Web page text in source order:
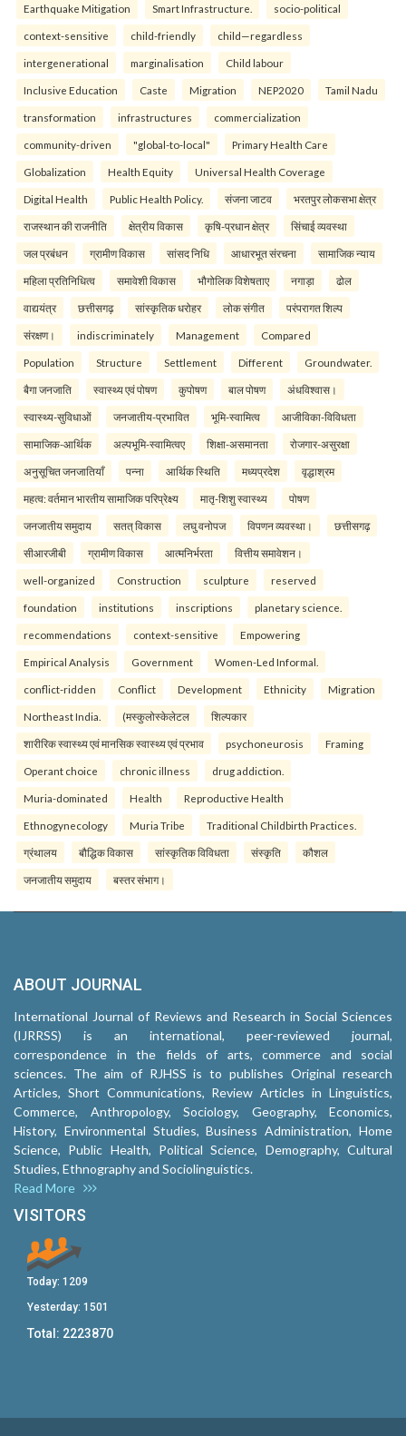
Earthquake Mitigation Smart Infrastructure. socio-political
context-sensitive child-friendly child—regardless
intergenerational marginalisation Child labour
Inclusive Education Caste Migration NEP2020 Tamil Nadu
transformation infrastructures commercialization
community-driven "global-to-local" Primary Health Care
Globalization Health Equity Universal Health Coverage
Digital Health Public Health Policy. संजना जाटव भरतपुर लोकसभा क्षेत्र
राजस्थान की राजनीति क्षेत्रीय विकास कृषि-प्रधान क्षेत्र सिंचाई व्यवस्था
जल प्रबंधन ग्रामीण विकास सांसद निधि आधारभूत संरचना सामाजिक न्याय
महिला प्रतिनिधित्व समावेशी विकास भौगोलिक विशेषताए नगाड़ा ढोल
वाद्ययंत्र छत्तीसगढ़ सांस्कृतिक धरोहर लोक संगीत परंपरागत शिल्प
संरक्षण। indiscriminately Management Compared
Population Structure Settlement Different Groundwater.
बैगा जनजाति स्वास्थ्य एवं पोषण कुपोषण बाल पोषण अंधविश्वास।
स्वास्थ्य-सुविधाओं जनजातीय-प्रभावित भूमि-स्वामित्व आजीविका-विविधता
सामाजिक-आर्थिक अल्पभूमि-स्वामित्वए शिक्षा-असमानता रोजगार-असुरक्षा
अनुसूचित जनजातियाँ पन्ना आर्थिक स्थिति मध्यप्रदेश वृद्धाश्रम
महत्व: वर्तमान भारतीय सामाजिक परिप्रेक्ष्य मातृ-शिशु स्वास्थ्य पोषण
जनजातीय समुदाय सतत् विकास लघु वनोपज विपणन व्यवस्था। छत्तीसगढ़
सीआरजीबी ग्रामीण विकास आत्मनिर्भरता वित्तीय समावेशन।
well-organized Construction sculpture reserved
foundation institutions inscriptions planetary science.
recommendations context-sensitive Empowering
Empirical Analysis Government Women-Led Informal.
conflict-ridden Conflict Development Ethnicity Migration
Northeast India. (मस्कुलोस्केलेटल शिल्पकार
शारीरिक स्वास्थ्य एवं मानसिक स्वास्थ्य एवं प्रभाव psychoneurosis Framing
Operant choice chronic illness drug addiction.
Muria-dominated Health Reproductive Health
Ethnogynecology Muria Tribe Traditional Childbirth Practices.
ग्रंथालय बौद्धिक विकास सांस्कृतिक विविधता संस्कृति कौशल
जनजातीय समुदाय बस्तर संभाग।
ABOUT JOURNAL
International Journal of Reviews and Research in Social Sciences
(IJRRSS) is an international, peer-reviewed journal,
correspondence in the fields of arts, commerce and social
sciences. The aim of RJHSS is to publishes Original research
Articles, Short Communications, Review Articles in Linguistics,
Commerce, Anthropology, Sociology, Geography, Economics,
History, Environmental Studies, Business Administration, Home
Science, Public Health, Political Science, Demography, Cultural
Studies, Ethnography and Sociolinguistics.
Read More
VISITORS
Today: 1209
Yesterday: 1501
Total: 2223870